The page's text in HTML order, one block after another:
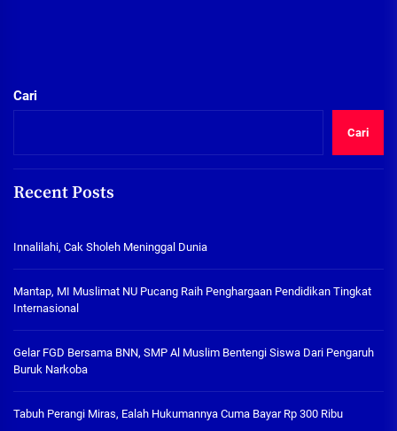
Cari
Cari
Recent Posts
Innalilahi, Cak Sholeh Meninggal Dunia
Mantap, MI Muslimat NU Pucang Raih Penghargaan Pendidikan Tingkat
Internasional
Gelar FGD Bersama BNN, SMP Al Muslim Bentengi Siswa Dari Pengaruh
Buruk Narkoba
Tabuh Perangi Miras, Ealah Hukumannya Cuma Bayar Rp 300 Ribu